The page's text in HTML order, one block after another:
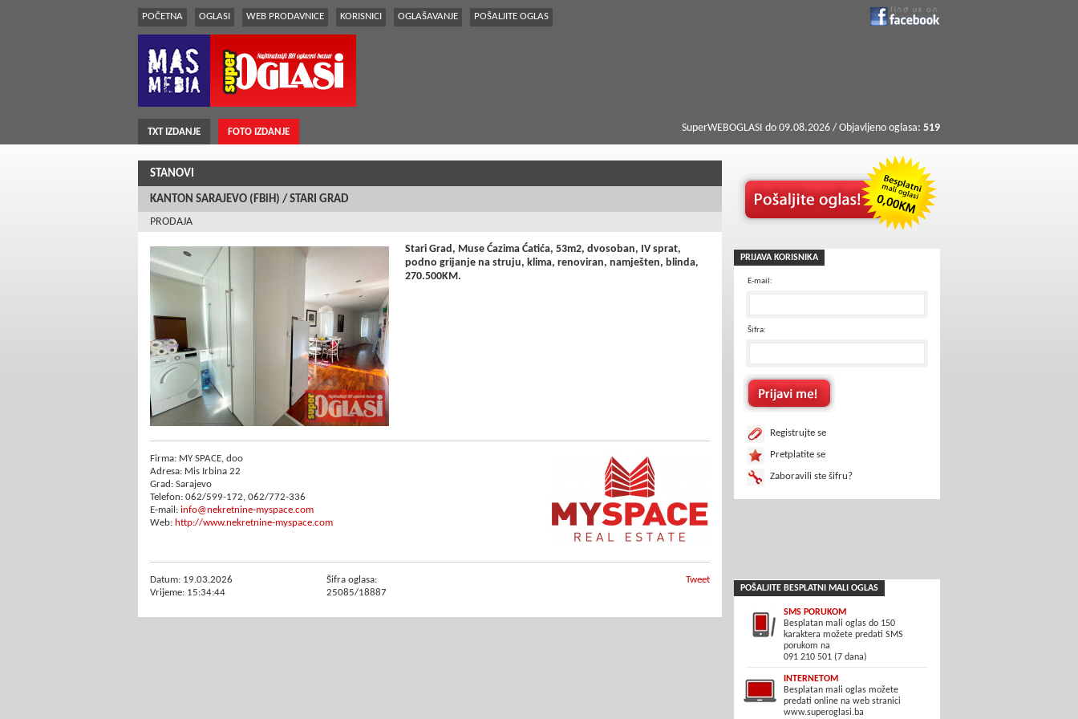
POČETNA OGLASI WEB PRODAVNICE KORISNICI OGLAŠAVANJE POŠALJITE OGLAS
TXT IZDANJE FOTO IZDANJE SuperWEBOGLASI do 09.08.2026 / Objavljeno oglasa: 519
STANOVI
KANTON SARAJEVO (FBiH) / STARI GRAD
PRODAJA
Stari Grad, Muse Ćazima Ćatića, 53m2, dvosoban, IV sprat,
podno grijanje na struju, klima, renoviran, namješten, blinda,
270.500KM.
Firma: MY SPACE, doo
Adresa: Mis Irbina 22
Grad: Sarajevo
Telefon: 062/599-172, 062/772-336
E-mail: info@nekretnine-myspace.com
Web: http://www.nekretnine-myspace.com
Datum: 19.03.2026
Vrijeme: 15:34:44
Šifra oglasa:
25085/18887
Tweet
PRIJAVA KORISNIKA
E-mail:
Šifra:
Registrujte se
Pretplatite se
Zaboravili ste šifru?
POŠALJITE BESPLATNI MALI OGLAS
SMS PORUKOM
Besplatan mali oglas do 150
karaktera možete predati SMS
porukom na
091 210 501 (7 dana)
INTERNETOM
Besplatan mali oglas možete
predati online na web stranici
www.superoglasi.ba